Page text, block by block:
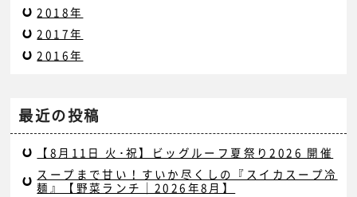
2018年
2017年
2016年
最近の投稿
【8月11日 火･祝】ビッグルーフ夏祭り2026 開催
スープまで甘い！すいか尽くしの『スイカスープ冷
麺』【野菜ランチ｜2026年8月】